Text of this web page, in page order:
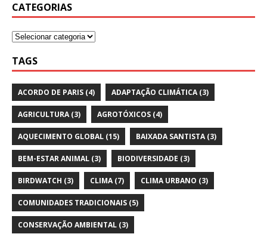
CATEGORIAS
TAGS
ACORDO DE PARIS (4) ADAPTAÇÃO CLIMÁTICA(3)
AGRICULTURA(3) AGROTÓXICOS (4)
AQUECIMENTO GLOBAL (15) BAIXADA SANTISTA(3)
BEM-ESTAR ANIMAL (3) BIODIVERSIDADE (3)
BIRDWATCH (3) CLIMA(7) CLIMA URBANO (3)
COMUNIDADES TRADICIONAIS (5)
CONSERVAÇÃO AMBIENTAL (3)